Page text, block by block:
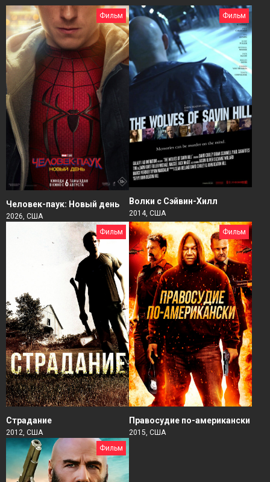
Фильм
Человек-паук: Новый день
2026, США
Фильм
Волки с Сэйвин-Хилл
2014, США
Фильм
Страдание
2012, США
Фильм
Правосудие по-американски
2015, США
Фильм